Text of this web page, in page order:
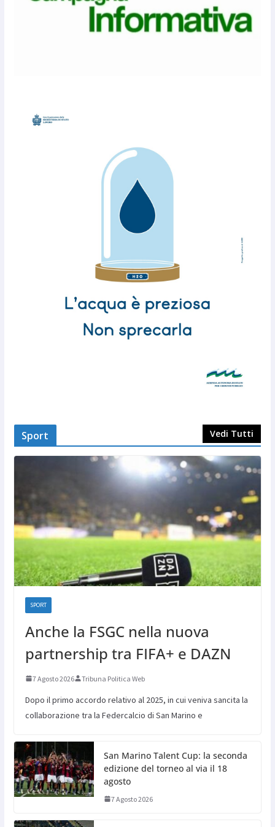
Sport Vedi Tutti
SPORT
Anche la FSGC nella nuova
partnership tra FIFA+ e DAZN
7 Agosto 2026 Tribuna Politica Web
Dopo il primo accordo relativo al 2025, in cui veniva sancita la
collaborazione tra la Federcalcio di San Marino e
San Marino Talent Cup: la seconda
edizione del torneo al via il 18
agosto
7 Agosto 2026